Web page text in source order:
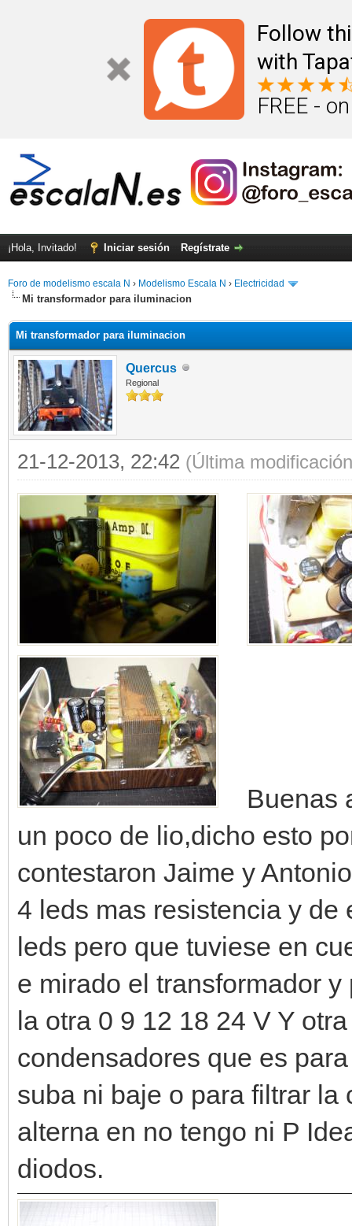
Follow
with
FREE -
¡Hola, Invitado! Iniciar sesión Regístrate
Foro de modelismo escala N › Modelismo Escala N › Electricidad
Mi transformador para iluminacion
Mi transformador para iluminacion
Quercus
Regional
21-12-2013, 22:42 (Última
Buenas
un poco de lio,dicho esto
contestaron Jaime y
4 leds mas resistencia y de
leds pero que tuviese en
e mirado el transformador
la otra 0 9 12 18 24 V Y
condensadores que es
suba ni baje o para filtrar
alterna en no tengo ni P
diodos.